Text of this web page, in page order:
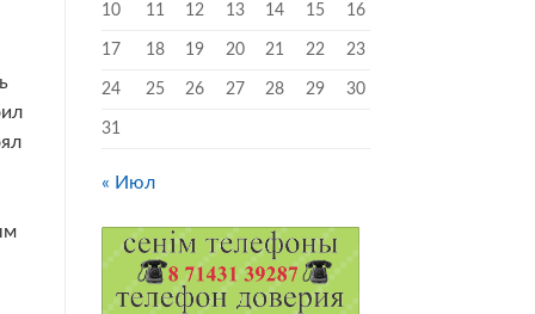
10 11 12 13 14 15 16
17 18 19 20 21 22 23
24 25 26 27 28 29 30
31
« Июл